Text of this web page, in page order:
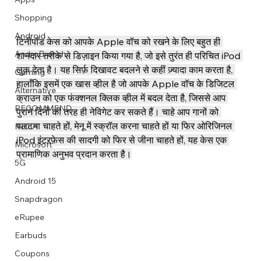
Describe your image here
Describe your image here
Describe your image here
Describe your image here
Describe your image here
Describe your image here
Describe your image here
Describe your video here
Describe your image here
Describe your image here
Describe your image here
Describe your video here
Shopping
Android
AndroBranch
Gaming
Alternative
RECOMMEND
INDIA
Microsoft
5G
Android 15
Snapdragon
eRupee
Earbuds
Coupons
टिनीपॉड केस को आपके Apple वॉच को रखने के लिए बहुत ही
शानदार तरीके से डिज़ाइन किया गया है, जो इसे तुरंत ही परिचित iPod
लुक देता है। यह सिर्फ़ दिखावट बदलने से कहीं ज़्यादा काम करता है,
हालाँकि इसमें एक खास व्हील है जो आपके Apple वॉच के डिजिटल
क्राउन को एक फंक्शनल क्लिक व्हील में बदल देता है, जिससे आप
पुराने दिनों की तरह ही नेविगेट कर सकते हैं। चाहे आप गानों को
पलटना चाहते हों, मेनू में स्क्रॉल करना चाहते हों या फिर ओरिजिनल
iPod इंटरफ़ेस की सादगी को फिर से जीना चाहते हों, यह केस एक
प्रामाणिक अनुभव प्रदान करता है।